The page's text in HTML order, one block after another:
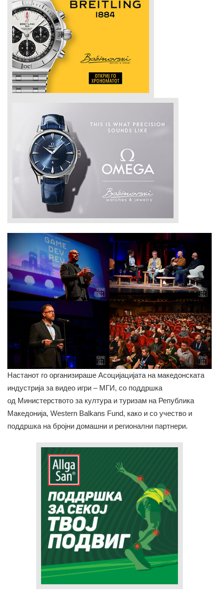
Настанот го организираше Асоцијацијата на македонската
индустрија за видео игри – МГИ, со поддршка
од Министерството за култура и туризам на Република
Македонија, Western Balkans Fund, како и со учество и
поддршка на бројни домашни и регионални партнери.